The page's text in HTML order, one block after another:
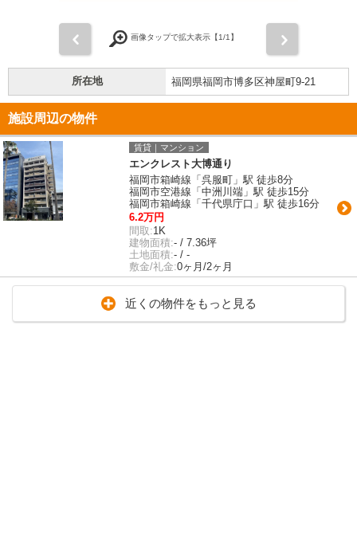
画像タップで拡大表示【1/1】
所在地 福岡県福岡市博多区神屋町9-21
施設周辺の物件
賃貸｜マンション
エンクレスト大博通り
福岡市箱崎線「呉服町」駅 徒歩8分
福岡市空港線「中洲川端」駅 徒歩15分
福岡市箱崎線「千代県庁口」駅 徒歩16分
6.2万円
間取:1K
建物面積:- / 7.36坪
土地面積:- / -
敷金/礼金:0ヶ月/2ヶ月
近くの物件をもっと見る